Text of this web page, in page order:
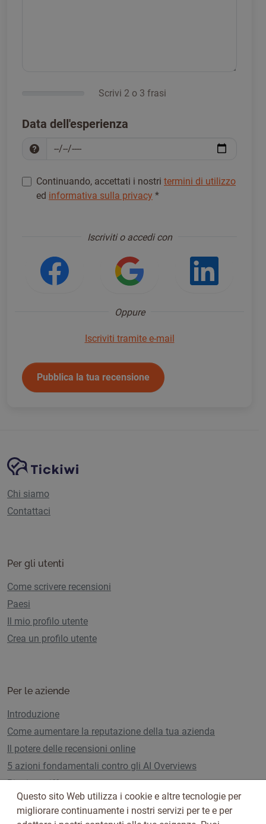
Scrivi 2 o 3 frasi
Data dell'esperienza
Continuando, accettati i nostri termini di utilizzo
ed informativa sulla privacy *
Iscriviti o accedi con
Accedi usando Facebook
Accedi usando
Oppure
Iscriviti tramite e-mail
Pubblica la tua recensione
Navigazione del sito
Piattaforma Tickiwi
Chi siamo
Contattaci
Per gli utenti
Come scrivere recensioni
Paesi
Il mio profilo utente
Crea un profilo utente
Per le aziende
Introduzione
Come aumentare la reputazione della tua azienda
Il potere delle recensioni online
5 azioni fondamentali contro gli AI Overviews
Piani e tariffe
Questo sito Web utilizza i cookie e altre tecnologie per
migliorare continuamente i nostri servizi per te e per